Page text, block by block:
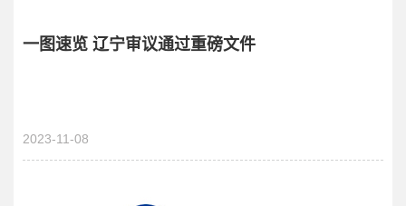
一图速览 辽宁审议通过重磅文件
2023-11-08